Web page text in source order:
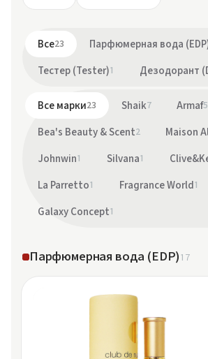
Все23 Парфюмерная вода
Тестер (Tester)1 Дезодорант
Все марки23 Shaik7 Armaf5
Bea's Beauty & Scent2 Maison
Johnwin1 Silvana1
La Parretto1 Fragrance World 1
Galaxy Concept1
Парфюмерная вода (EDP)17